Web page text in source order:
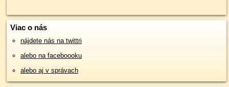
Viac o nás
nájdete nás na twittri
alebo na faceboooku
alebo aj v správach